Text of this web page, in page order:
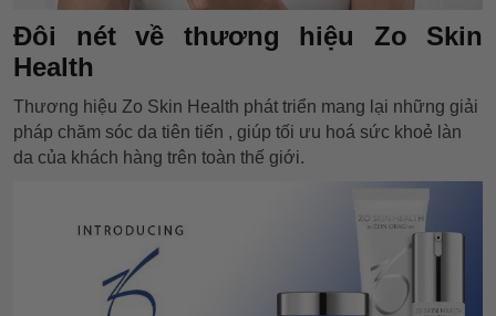
Đôi nét về thương hiệu Zo Skin
Health
Thương hiệu Zo Skin Health phát triển mang lại những giải
pháp chăm sóc da tiên tiến , giúp tối ưu hoá sức khoẻ làn
da của khách hàng trên toàn thế giới.